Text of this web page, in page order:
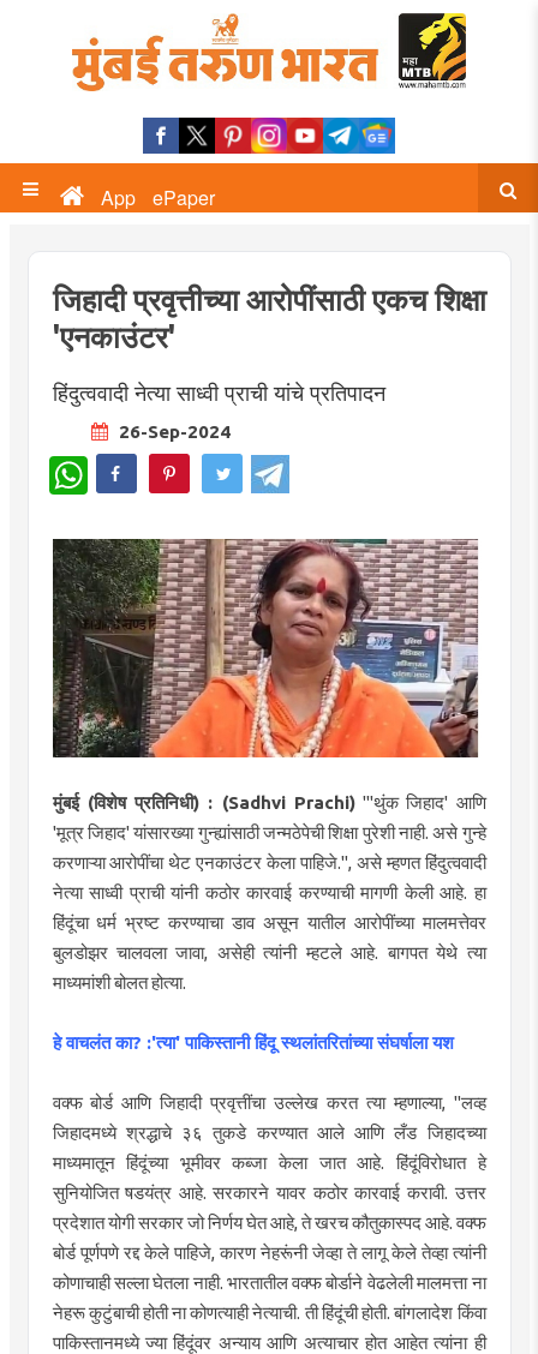
App ePaper
जिहादी प्रवृत्तीच्या आरोपींसाठी एकच शिक्षा
'एनकाउंटर'
हिंदुत्ववादी नेत्या साध्वी प्राची यांचे प्रतिपादन
26-Sep-2024
WhatsApp
मुंबई (विशेष प्रतिनिधी) : (Sadhvi Prachi)"'थुंक जिहाद' आणि
'मूत्र जिहाद' यांसारख्या गुन्ह्यांसाठी जन्मठेपेची शिक्षा पुरेशी नाही. असे गुन्हे
करणाऱ्या आरोपींचा थेट एनकाउंटर केला पाहिजे.", असे म्हणत हिंदुत्ववादी
नेत्या साध्वी प्राची यांनी कठोर कारवाई करण्याची मागणी केली आहे. हा
हिंदूंचा धर्म भ्रष्ट करण्याचा डाव असून यातील आरोपींच्या मालमत्तेवर
बुलडोझर चालवला जावा, असेही त्यांनी म्हटले आहे. बागपत येथे त्या
माध्यमांशी बोलत होत्या.
हे वाचलंत का? :'त्या' पाकिस्तानी हिंदू स्थलांतरितांच्या संघर्षाला यश
वक्फ बोर्ड आणि जिहादी प्रवृत्तींचा उल्लेख करत त्या म्हणाल्या, "लव्ह
जिहादमध्ये श्रद्धाचे ३६ तुकडे करण्यात आले आणि लँड जिहादच्या
माध्यमातून हिंदूंच्या भूमीवर कब्जा केला जात आहे. हिंदूंविरोधात हे
सुनियोजित षडयंत्र आहे. सरकारने यावर कठोर कारवाई करावी. उत्तर
प्रदेशात योगी सरकार जो निर्णय घेत आहे, ते खरच कौतुकास्पद आहे. वक्फ
बोर्ड पूर्णपणे रद्द केले पाहिजे, कारण नेहरूंनी जेव्हा ते लागू केले तेव्हा त्यांनी
कोणाचाही सल्ला घेतला नाही. भारतातील वक्फ बोर्डाने वेढलेली मालमत्ता ना
नेहरू कुटुंबाची होती ना कोणत्याही नेत्याची. ती हिंदूंची होती. बांगलादेश किंवा
पाकिस्तानमध्ये ज्या हिंदूंवर अन्याय आणि अत्याचार होत आहेत त्यांना ही